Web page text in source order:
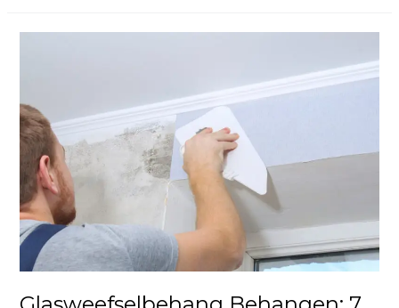
Stappen
Proces